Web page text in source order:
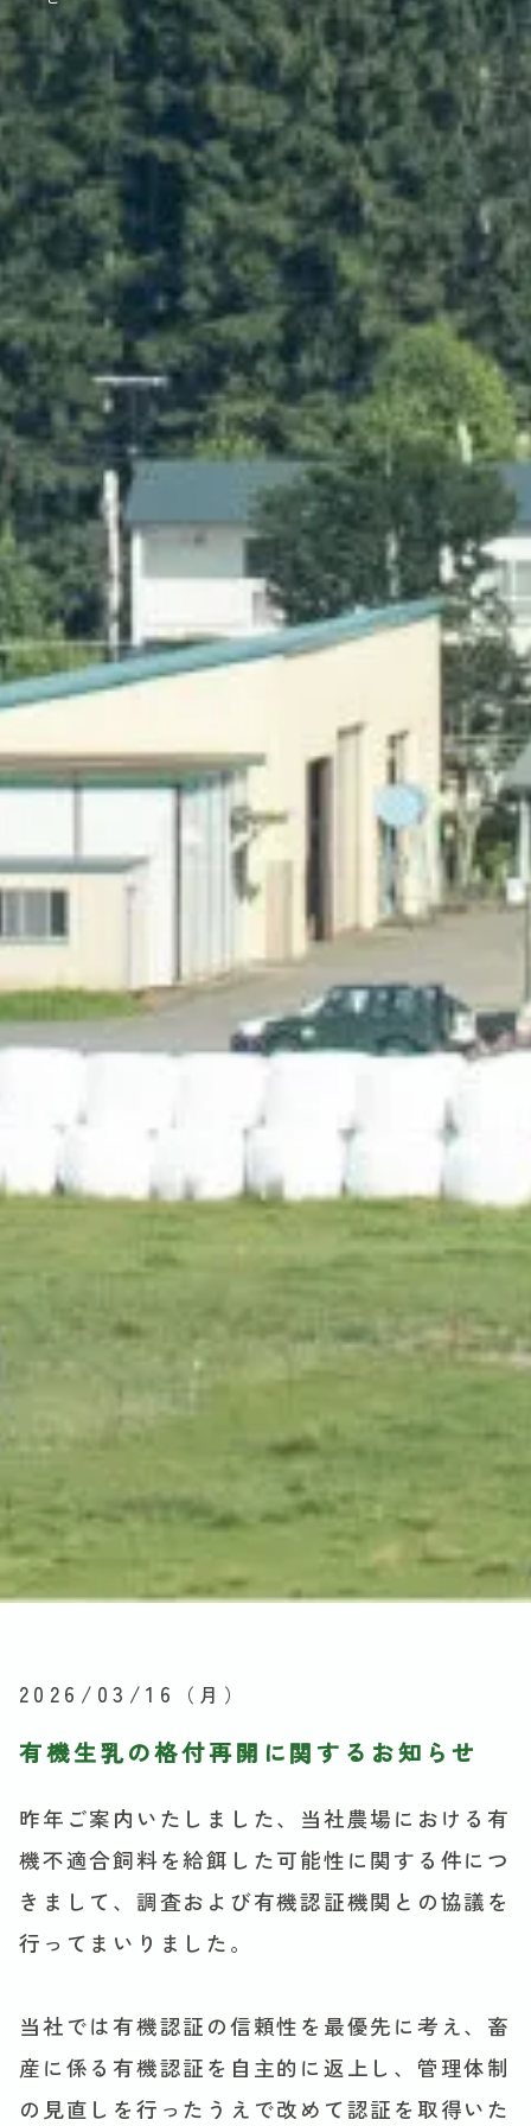
2026/03/16 （月）
有機生乳の格付再開に関するお知らせ
昨年ご案内いたしました、当社農場における有
機不適合飼料を給餌した可能性に関する件につ
きまして、調査および有機認証機関との協議を
行ってまいりました。
当社では有機認証の信頼性を最優先に考え、畜
産に係る有機認証を自主的に返上し、管理体制
の見直しを行ったうえで改めて認証を取得いた